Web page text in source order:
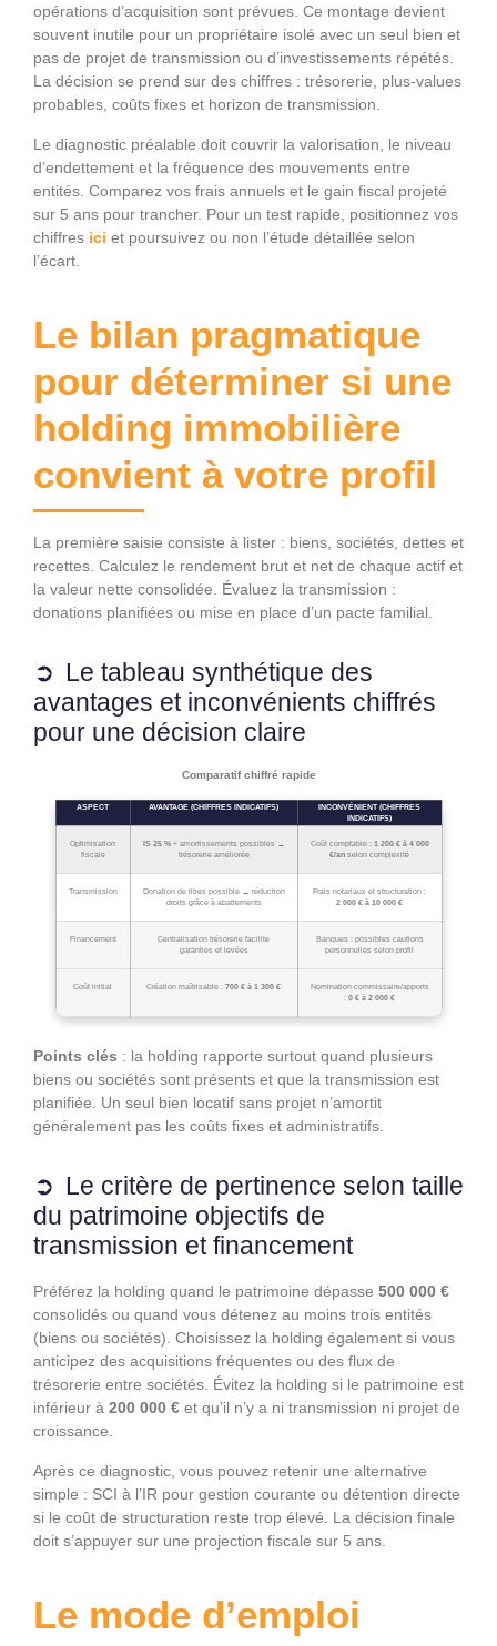
opérations d’acquisition sont prévues. Ce montage devient
souvent inutile pour un propriétaire isolé avec un seul bien et
pas de projet de transmission ou d’investissements répétés.
La décision se prend sur des chiffres : trésorerie, plus‑values
probables, coûts fixes et horizon de transmission.
Le diagnostic préalable doit couvrir la valorisation, le niveau
d’endettement et la fréquence des mouvements entre
entités. Comparez vos frais annuels et le gain fiscal projeté
sur 5 ans pour trancher. Pour un test rapide, positionnez vos
chiffres ici et poursuivez ou non l’étude détaillée selon
l’écart.
Le bilan pragmatique
pour déterminer si une
holding immobilière
convient à votre profil
La première saisie consiste à lister : biens, sociétés, dettes et
recettes. Calculez le rendement brut et net de chaque actif et
la valeur nette consolidée. Évaluez la transmission :
donations planifiées ou mise en place d’un pacte familial.
Le tableau synthétique des
avantages et inconvénients chiffrés
pour une décision claire
Comparatif chiffré rapide
ASPECT AVANTAGE (CHIFFRES INDICATIFS)
INCONVÉNIENT (CHIFFRES
INDICATIFS)
Optimisation
fiscale
IS 25 %+ amortissements possibles →
trésorerie améliorée
Coût comptable : 1 200 € à 4 000
€/an selon complexité
Transmission
Donation de titres possible → réduction
droits grâce à abattements
Frais notariaux et structuration :
2 000 € à 10 000 €
Financement
Centralisation trésorerie facilite
garanties et levées
Banques : possibles cautions
personnelles selon profil
Coût initial Création maîtrisable : 700 € à 1 300 €
Nomination commissaire/apports
: 0 € à 2 000 €
Points clés : la holding rapporte surtout quand plusieurs
biens ou sociétés sont présents et que la transmission est
planifiée. Un seul bien locatif sans projet n’amortit
généralement pas les coûts fixes et administratifs.
Le critère de pertinence selon taille
du patrimoine objectifs de
transmission et financement
Préférez la holding quand le patrimoine dépasse 500 000 €
consolidés ou quand vous détenez au moins trois entités
(biens ou sociétés). Choisissez la holding également si vous
anticipez des acquisitions fréquentes ou des flux de
trésorerie entre sociétés. Évitez la holding si le patrimoine est
inférieur à 200 000 € et qu’il n’y a ni transmission ni projet de
croissance.
Après ce diagnostic, vous pouvez retenir une alternative
simple : SCI à l’IR pour gestion courante ou détention directe
si le coût de structuration reste trop élevé. La décision finale
doit s’appuyer sur une projection fiscale sur 5 ans.
Le mode d’emploi